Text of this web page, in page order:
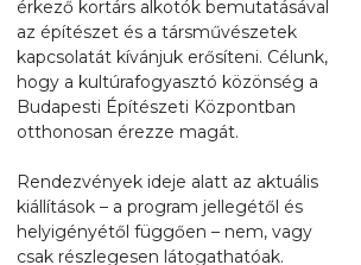
érkező kortárs alkotók bemutatásával
az építészet és a társművészetek
kapcsolatát kívánjuk erősíteni. Célunk,
hogy a kultúrafogyasztó közönség a
Budapesti Építészeti Központban
otthonosan érezze magát.
Rendezvények ideje alatt az aktuális
kiállítások – a program jellegétől és
helyigényétől függően – nem, vagy
csak részlegesen látogathatóak.